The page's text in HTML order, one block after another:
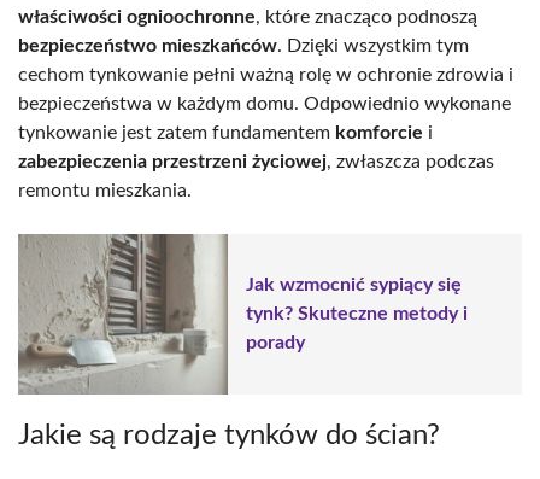
właściwości ognioochronne, które znacząco podnoszą
bezpieczeństwo mieszkańców. Dzięki wszystkim tym
cechom tynkowanie pełni ważną rolę w ochronie zdrowia i
bezpieczeństwa w każdym domu. Odpowiednio wykonane
tynkowanie jest zatem fundamentem komforcie i
zabezpieczenia przestrzeni życiowej, zwłaszcza podczas
remontu mieszkania.
Jak wzmocnić sypiący się
tynk? Skuteczne metody i
porady
Jakie są rodzaje tynków do ścian?